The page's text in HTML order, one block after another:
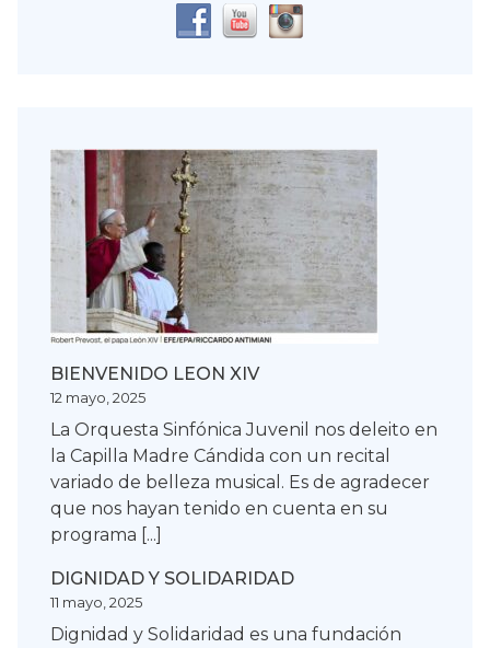
BIENVENIDO LEON XIV
12 mayo, 2025
La Orquesta Sinfónica Juvenil nos deleito en
la Capilla Madre Cándida con un recital
variado de belleza musical. Es de agradecer
que nos hayan tenido en cuenta en su
programa [...]
DIGNIDAD Y SOLIDARIDAD
11 mayo, 2025
Dignidad y Solidaridad es una fundación